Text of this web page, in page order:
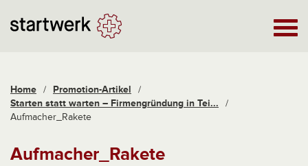
Home / Promotion-Artikel
/
Starten statt warten – Firmengründung in Tei...
/
Aufmacher_Rakete
Aufmacher_Rakete